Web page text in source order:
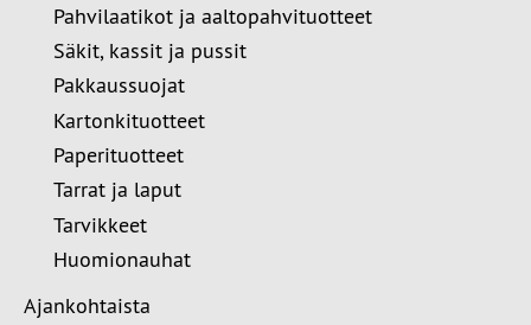
Pahvilaatikot ja aaltopahvituotteet
Säkit, kassit ja pussit
Pakkaussuojat
Kartonkituotteet
Paperituotteet
Tarrat ja laput
Tarvikkeet
Huomionauhat
Ajankohtaista